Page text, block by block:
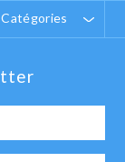
Catégories